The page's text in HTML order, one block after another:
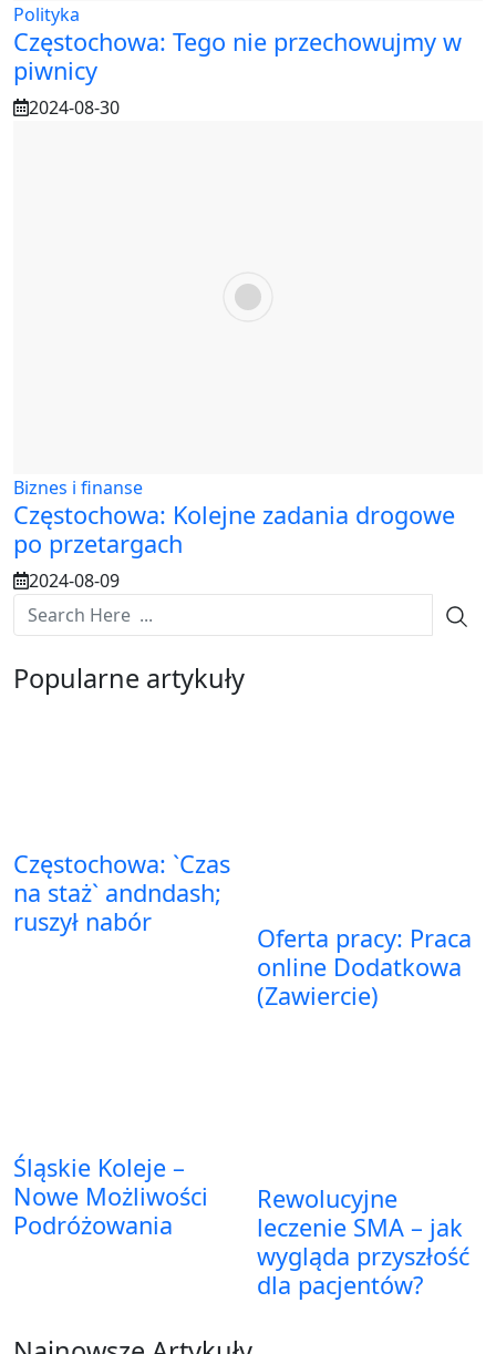
Polityka
Częstochowa: Tego nie przechowujmy w
piwnicy
2024-08-30
Biznes i finanse
Częstochowa: Kolejne zadania drogowe
po przetargach
2024-08-09
Popularne artykuły
Częstochowa: `Czas
na staż` andndash;
ruszył nabór
Oferta pracy: Praca
online Dodatkowa
(Zawiercie)
Śląskie Koleje –
Nowe Możliwości
Podróżowania
Rewolucyjne
leczenie SMA – jak
wygląda przyszłość
dla pacjentów?